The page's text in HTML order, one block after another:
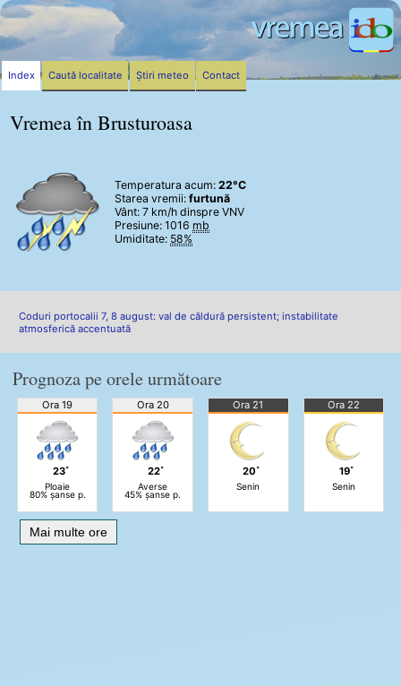
Vremea în Brusturoasa
Temperatura acum: 22°C
Starea vremii: furtună
Vânt: 7 km/h dinspre VNV
Presiune: 1016 mb
Umiditate: 58%
Coduri portocalii 7, 8 august: val de căldură persistent; instabilitate
atmosferică accentuată
Prognoza pe orele următoare
Ora 19
23˚
Ploaie
80% șanse p.
Ora 20
22˚
Averse
45% șanse p.
Ora 21
20˚
Senin
Ora 22
19˚
Senin
Mai multe ore
Index Caută localitate Știri meteo Contact